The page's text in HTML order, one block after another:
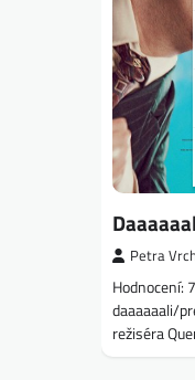
Petra
Hodnocení:
daaaaaali/
režiséra